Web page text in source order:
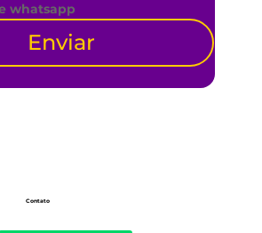
whatsapp
Enviar
Contato